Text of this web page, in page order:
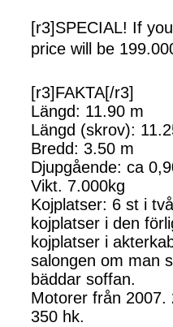
[r3]SPECIAL! If
price will be
[r3]FAKTA[/r3]
Längd: 11.90 m
Längd (skrov):
Bredd: 3.50 m
Djupgående: ca
Vikt. 7.000kg
Kojplatser: 6 st i
kojplatser i den
kojplatser i
salongen om man
bäddar soffan.
Motorer från 2007.
350 hk.